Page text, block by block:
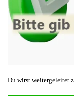
Du wirst weitergeleitet